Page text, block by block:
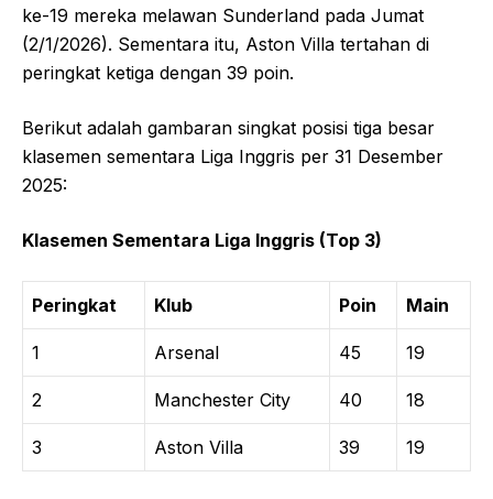
ke-19 mereka melawan Sunderland pada Jumat
(2/1/2026). Sementara itu, Aston Villa tertahan di
peringkat ketiga dengan 39 poin.
Berikut adalah gambaran singkat posisi tiga besar
klasemen sementara Liga Inggris per 31 Desember
2025:
Klasemen Sementara Liga Inggris (Top 3)
Peringkat Klub Poin Main
1 Arsenal 45 19
2 Manchester City 40 18
3 Aston Villa 39 19